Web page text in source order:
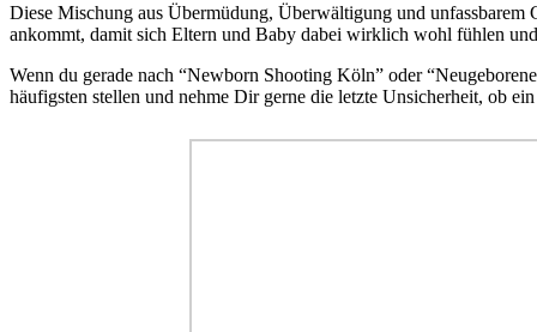
Diese Mischung aus Übermüdung, Überwältigung und
ankommt, damit sich Eltern und Baby dabei wirklich wohl fühlen
Wenn du gerade nach “Newborn Shooting Köln” oder
häufigsten stellen und nehme Dir gerne die letzte Unsicherheit, ob